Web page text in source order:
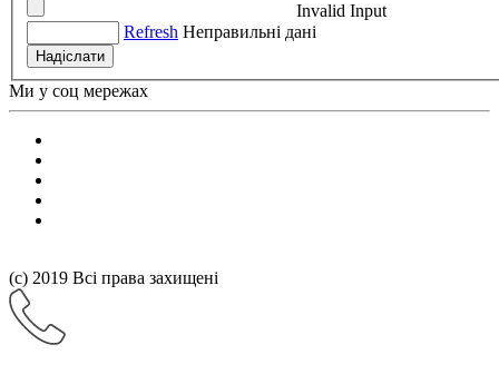
Invalid Input
Refresh Неправильні дані
Надiслати
Ми у соц мережах
(с) 2019 Всі права захищені